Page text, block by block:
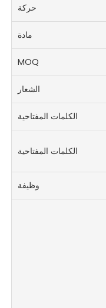
حركة
مادة
MOQ
الشعار
الكلمات المفتاحية
الكلمات المفتاحية
وظيفة